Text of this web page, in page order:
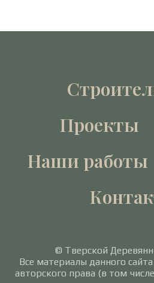
Проекты
Наши работы
© Тверской
Все материалы данного
авторского права (в том